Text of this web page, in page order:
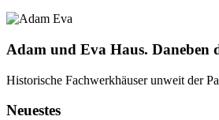
Adam und Eva Haus. Daneben
Historische Fachwerkhäuser unweit der
Neuestes